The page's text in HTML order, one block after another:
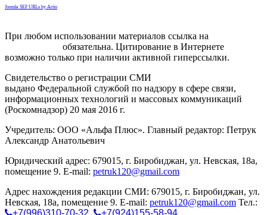
Joomla SEF URLs by Artio
При любом использовании материалов ссылка на
обязательна. Цитирование в Интернете
возможно только при наличии активной гиперссылки.
Свидетельство о регистрации СМИ
выдано Федеральной службой по надзору в сфере связи,
информационных технологий и массовых коммуникаций
(Роскомнадзор) 20 мая 2016 г.
Учредитель: ООО «Альфа Плюс». Главный редактор: Петрук
Александр Анатольевич
Юридический адрес: 679015, г. Биробиджан, ул. Невская, 18а,
помещение 9. E-mail: petruk120@gmail.com
Адрес нахождения редакции СМИ: 679015, г. Биробиджан, ул.
Невская, 18а, помещение 9. E-mail: petruk120@gmail.com Тел.:
+7(996)310-70-32
+7(924)155-58-94